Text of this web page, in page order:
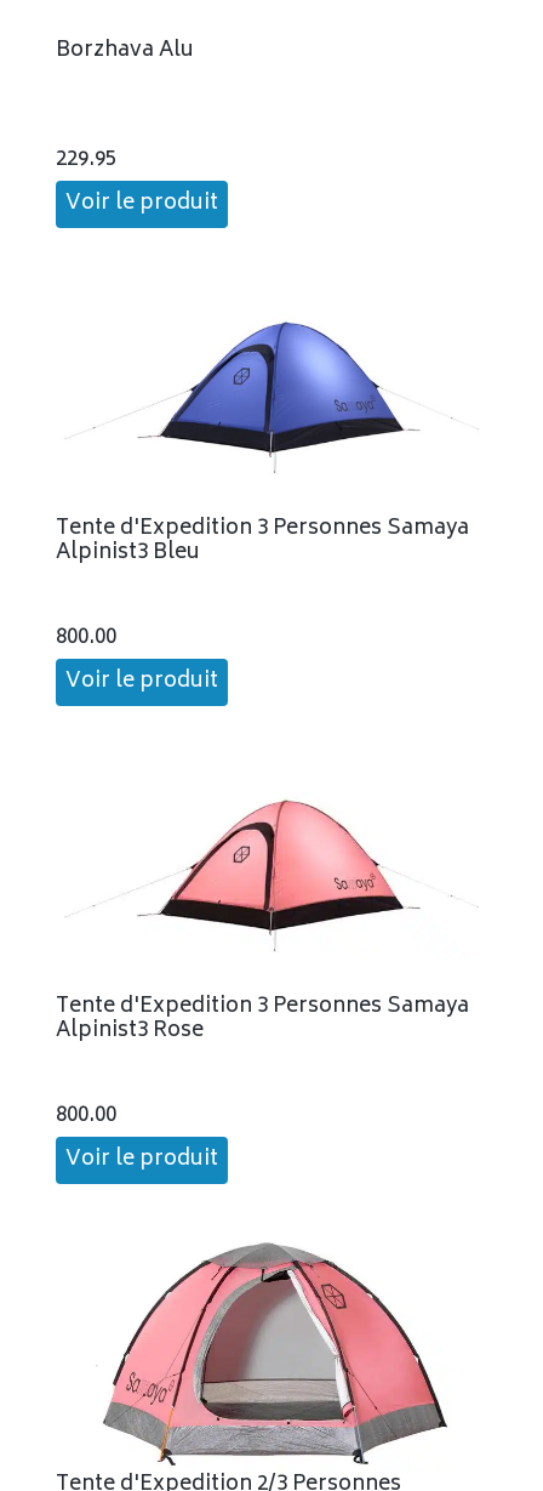
Borzhava Alu
229.95
Voir le produit
Tente d'Expedition 3 Personnes Samaya
Alpinist3 Bleu
800.00
Voir le produit
Tente d'Expedition 3 Personnes Samaya
Alpinist3 Rose
800.00
Voir le produit